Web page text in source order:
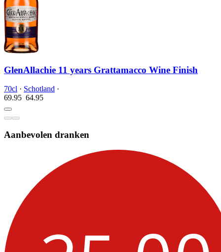
GlenAllachie 11 years Grattamacco Wine Finish
70cl · Schotland ·
69.95 64.95
Aanbevolen dranken